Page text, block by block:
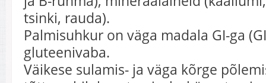
tsinki, rauda).
Palmisuhkur on väga madala GI-ga
gluteenivaba.
Väikese sulamis- ja väga kõrge